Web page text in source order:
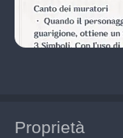
Proprietà